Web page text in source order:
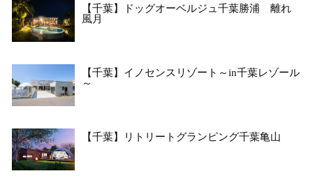
【千葉】ドッグオーベルジュ千葉勝浦 離れ
風月
【千葉】イノセンスリゾート～in千葉レゾール
～
【千葉】リトリートグランピング千葉亀山